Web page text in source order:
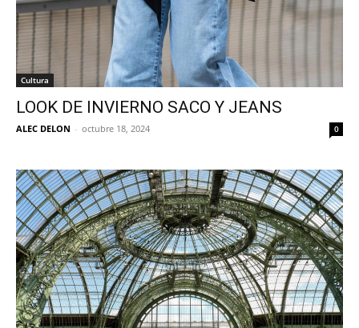
Cultura
LOOK DE INVIERNO SACO Y JEANS
ALEC DELON - octubre 18, 2024 0